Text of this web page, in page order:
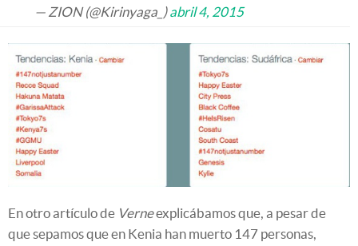
— ZION (@Kirinyaga_)abril 4, 2015
En otro artículo de Verneexplicábamos que, a pesar de
que sepamos que en Kenia han muerto 147 personas,